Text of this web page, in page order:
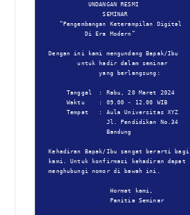
              UNDANGAN RESMI
                  SEMINAR
      “Pengembangan Keterampilan Digital
             Di Era Modern”
   Dengan ini kami mengundang Bapak/Ibu
           untuk hadir dalam seminar
                 yang berlangsung:
        Tanggal  : Rabu, 20 Maret 2024
        Waktu    : 09.00 - 12.00 WIB
        Tempat   : Aula Universitas XYZ
                   Jl. Pendidikan No.34
                   Bandung
   Kehadiran Bapak/Ibu sangat berarti bagi
   kami. Untuk konfirmasi kehadiran dapat
   menghubungi nomor di bawah ini.
                    Hormat kami,
                    Panitia Seminar